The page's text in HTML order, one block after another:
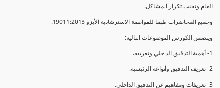
العام وتجنب تكرار المشاكل.
وجميع المحاضرات طبقا للمواصفة الاسترشادية الأيزو 19011:2018.
ويتضمن الكورس الموضوعات التالية:
1- أهمية التدقيق الداخلي وتعريفه.
2- تعريف التدقيق وأنواعه الرئيسية.
3- تعريفات ومفاهيم عن التدقيق الداخلي.